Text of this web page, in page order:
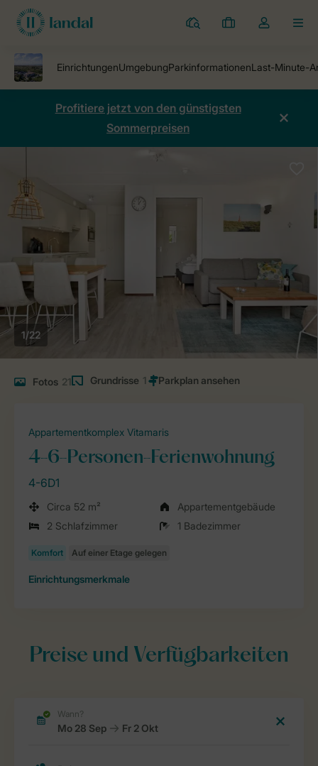
Ferienparks
Meine
Dropdown-
öffnen
Profitiere jetzt von den günstigsten
Sommerpreisen
1/22
Fotos 21 Grundrisse 1
Appartementkomplex Vitamaris
4-6-Personen-Ferienwohnung
4-6D1
Circa 52 m²
Appartementgebäude
2 Schlafzimmer
1 Badezimmer
Einrichtungsmerkmale
Preise und Verfügbarkeiten